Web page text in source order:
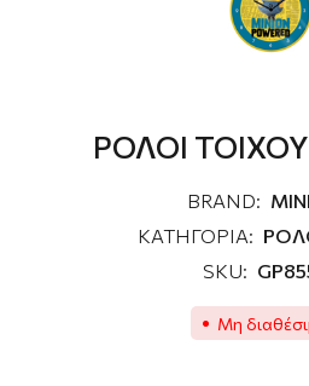
ΡΟΛΟΙ
BRAND:
ΚΑΤΗΓΟΡΙΑ:
SKU:
Μη